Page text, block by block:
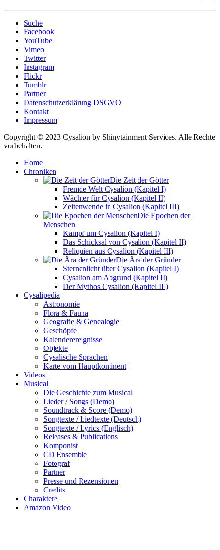
Suche
Facebook
YouTube
Vimeo
Twitter
Instagram
Flickr
Tumblr
Partner
Datenschutzerklärung DSGVO
Kontakt
Impressum
Copyright © 2023 Cysalion by Shinytainment Services. Alle Rechte
vorbehalten.
Home
Chroniken
Die Zeit der Götter
Fremde Welt Cysalion (Kapitel I)
Wächter für Cysalion (Kapitel II)
Zeitenwende in Cysalion (Kapitel III)
Die Epochen der
Menschen
Kampf um Cysalion (Kapitel I)
Das Schicksal von Cysalion (Kapitel II)
Reliquien aus Cysalion (Kapitel III)
Die Ära der Gründer
Sternenlicht über Cysalion (Kapitel I)
Cysalion am Abgrund (Kapitel II)
Der Mythos Cysalion (Kapitel III)
Cysalipedia
Astronomie
Flora & Fauna
Geografie & Genealogie
Geschöpfe
Kalenderereignisse
Objekte
Cysalische Sprachen
Karte vom Hauptkontinent
Videos
Musical
Die Geschichte zum Musical
Lieder / Songs (Demo)
Soundtrack & Score (Demo)
Songtexte / Liedtexte (Deutsch)
Songtexte / Lyrics (Englisch)
Releases & Publications
Komponist
CD Ensemble
Fotograf
Partner
Presse und Rezensionen
Credits
Charaktere
Amazon Video